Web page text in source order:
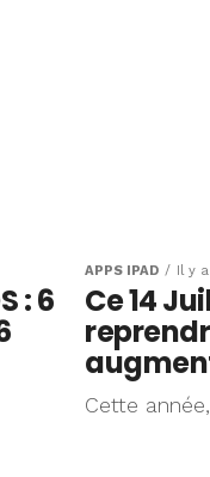
: 6
APPS IPAD Il y
Ce 14
Cette